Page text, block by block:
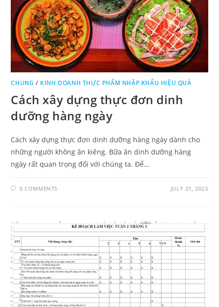
CHUNG / KINH DOANH THỰC PHẨM NHẬP KHẨU HIỆU QUẢ
Cách xây dựng thực đơn dinh
dưỡng hàng ngày
Cách xây dựng thực đơn dinh dưỡng hàng ngày dành cho
những người không ăn kiêng. Bữa ăn dinh dưỡng hàng
ngày rất quan trọng đối với chúng ta. Để…
0 COMMENTS JULY 21, 2023